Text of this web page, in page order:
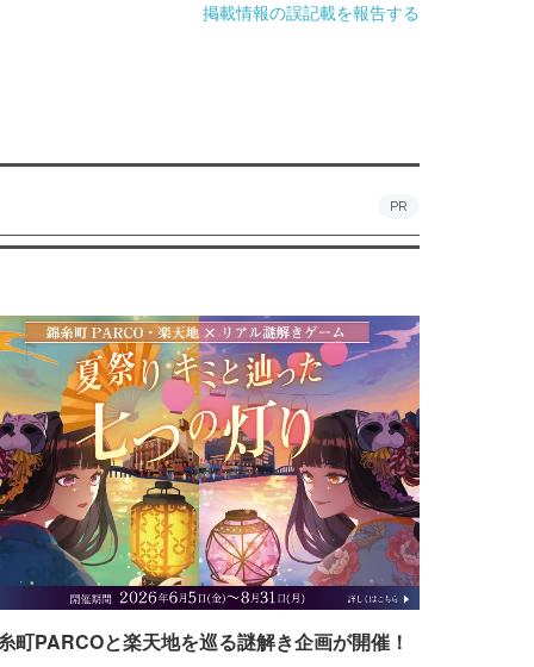
掲載情報の誤記載を報告する
PR
町PARCOと楽天地を巡る謎解き企画が開催！